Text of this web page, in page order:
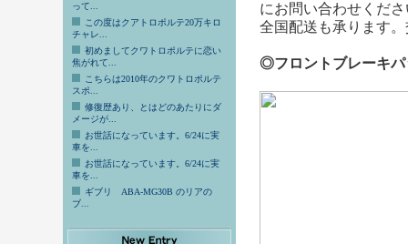
って...
この度はクアトロポルテ20万キロ
チャレ...
初めましてクワトロポルテに恋い
焦がれて...
こちらは2010年のクワトロポルテ
スポ...
修復歴あり、とはどのあたりにダ
メージが...
お世話になっています。6/24に実
車を...
お世話になっています。6/24に実
車を...
ギブリ ABA-MG30B のリアの
ブ...
にお問い合わせくだ
全国配送も承ります
◎フロントブレーキパ